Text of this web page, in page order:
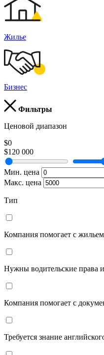
Жилье
Бизнес
Фильтры
Ценовой диапазон
$0
$120 000
Мин. цена
Макс. цена
Тип
Компания помогает с жильем
Нужны водительские права
Компания помогает с
Требуется знание